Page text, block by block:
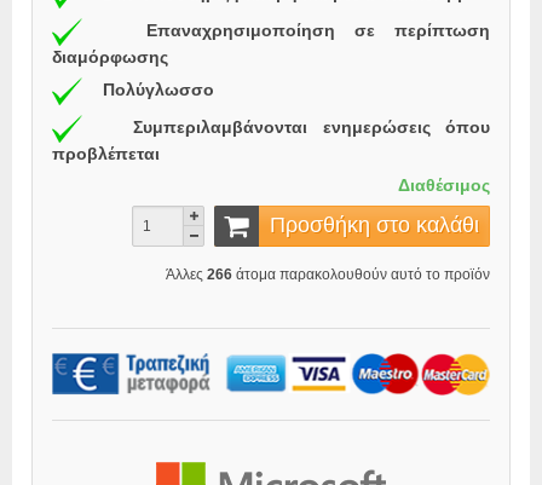
Επαναχρησιμοποίηση σε περίπτωση
διαμόρφωσης
Πολύγλωσσο
Συμπεριλαμβάνονται ενημερώσεις όπου
προβλέπεται
Διαθέσιμος
Προσθήκη στο καλάθι
Άλλες 266 άτομα παρακολουθούν αυτό το προϊόν